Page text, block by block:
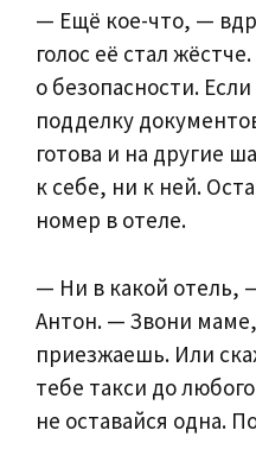
— Ещё кое-что, —
голос её стал
о безопасности.
подделку
готова и на другие
к себе, ни к ней.
номер в отеле.
— Ни в какой отель,
Антон. — Звони
приезжаешь. Или
тебе такси до
не оставайся одна.